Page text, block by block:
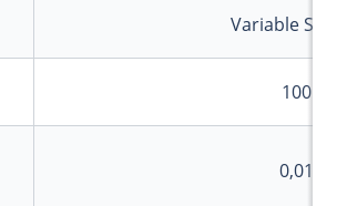
Variable
100
0,01